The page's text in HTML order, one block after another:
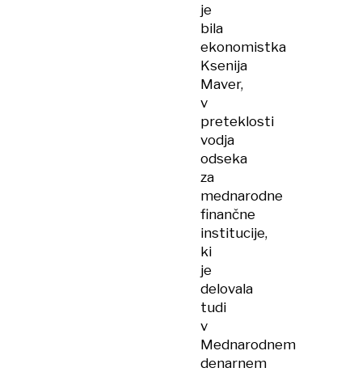
je
bila
ekonomistka
Ksenija
Maver,
v
preteklosti
vodja
odseka
za
mednarodne
finančne
institucije,
ki
je
delovala
tudi
v
Mednarodnem
denarnem